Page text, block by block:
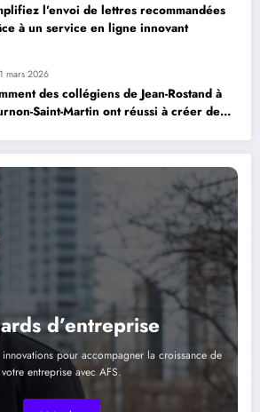
l’envoi de lettres recommandées
à un service en ligne innovant
mars 2026
des collégiens de Jean-Rostand à
Saint-Martin ont réussi à créer deux
d’entreprise
pour accompagner la croissance de
votre entreprise avec AFS.